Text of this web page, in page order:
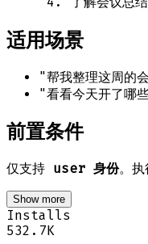
适用场景
"帮我整理这周
"看看今天开了哪
前置条件
仅支持 user 身份。执
Show more
Installs
532.7K